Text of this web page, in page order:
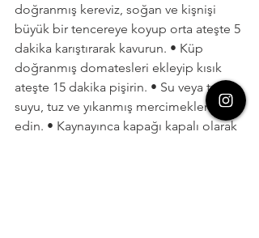
doğranmış kereviz, soğan ve kişnişi
büyük bir tencereye koyup orta ateşte 5
dakika karıştırarak kavurun. • Küp
doğranmış domatesleri ekleyip kısık
ateşte 15 dakika pişirin. • Su veya tavuk
suyu, tuz ve yıkanmış mercimekleri ilave
edin. • Kaynayınca kapağı kapalı olarak